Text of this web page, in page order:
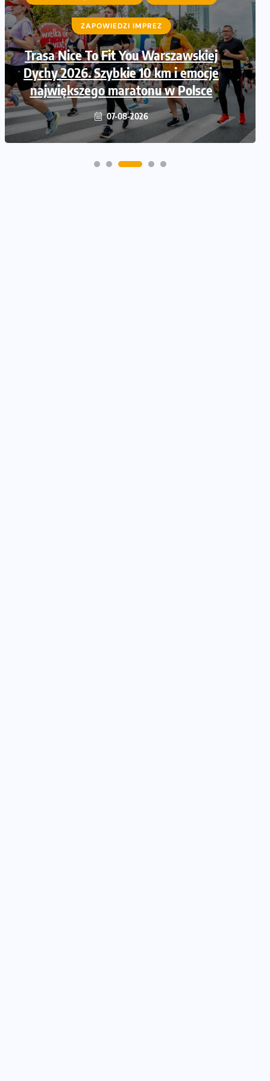
ZAPOWIEDZI IMPREZ
Trasa Nice To Fit You Warszawskiej
Dychy 2026. Szybkie 10 km i emocje
największego maratonu w Polsce
07-08-2026
ZAPOWIEDZI IMPREZ
Ruszają zapisy na Nice To Fit You
Mini Maraton przy okazji 48.
Maratonu Warszawskiego
06-08-2026